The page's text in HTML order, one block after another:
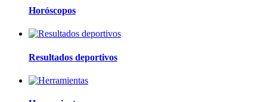
Horóscopos
Resultados deportivos